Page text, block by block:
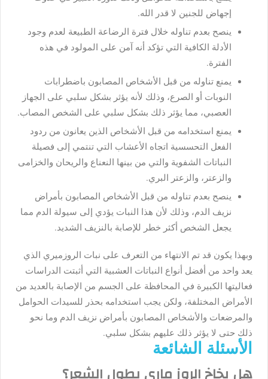
إجهاض للجنين لا قدر الله.
ينصح بعدم تناوله خلال فترة الرضاعة الطبيعة لعدم وجود
الأدلة الكافية التي تؤكد أنه آمن على المولود في هذه
الفترة.
يمنع تناوله من قبل الأشخاص المصابون باضطرابات
النوبات أو الصرع، وذلك لأنه يؤثر بشكل سلبي على الجهاز
العصبي، مما يؤثر ذلك بشكل سلبي على الشخص المصاب.
يمنع استخدامه من قبل الأشخاص الذين يعانون من ردود
الفعل التحسسية اتجاه الأعشاب التي تنتمي إلى فصيلة
النباتات الشفوية والتي من بينها النعناع والريحان والخزامى
والزعتر، والزعتر البري.
ينصح بعدم تناوله من قبل الأشخاص المصابون بأمراض
نزيف الدم، وذلك لأن هذا النبات يؤدي إلى سيولة الدم مما
يجعل الشخص أكثر خطر للإصابة بالنزيف الشديد.
وبهذا يكون قد تم الانتهاء من التعرف على نبات الروزميري الذي
يعد واحد من أفضل أنواع النباتات العشبية التي أثبتت الدراسات
فعاليتها الكبيرة في المحافظة على الجسم من الإصابة بالعديد من
الأمراض المختلفة، ولكن يجب استخدامه بحذر للسيدات الحوامل
والمرضعات والأشخاص المصابون بأمراض نزيف الدم وما نحو
ذلك حتى لا يؤثر ذلك عليهم بشكل سلبي.
الأسئلة الشائعة